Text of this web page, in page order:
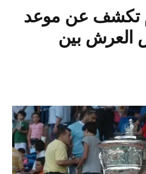
تكشف عن موعد
العرش بين